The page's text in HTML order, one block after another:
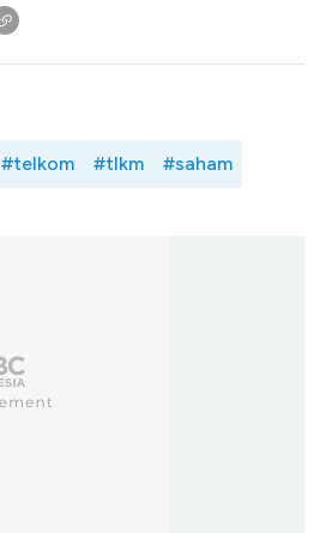
#telkom #tlkm #saham